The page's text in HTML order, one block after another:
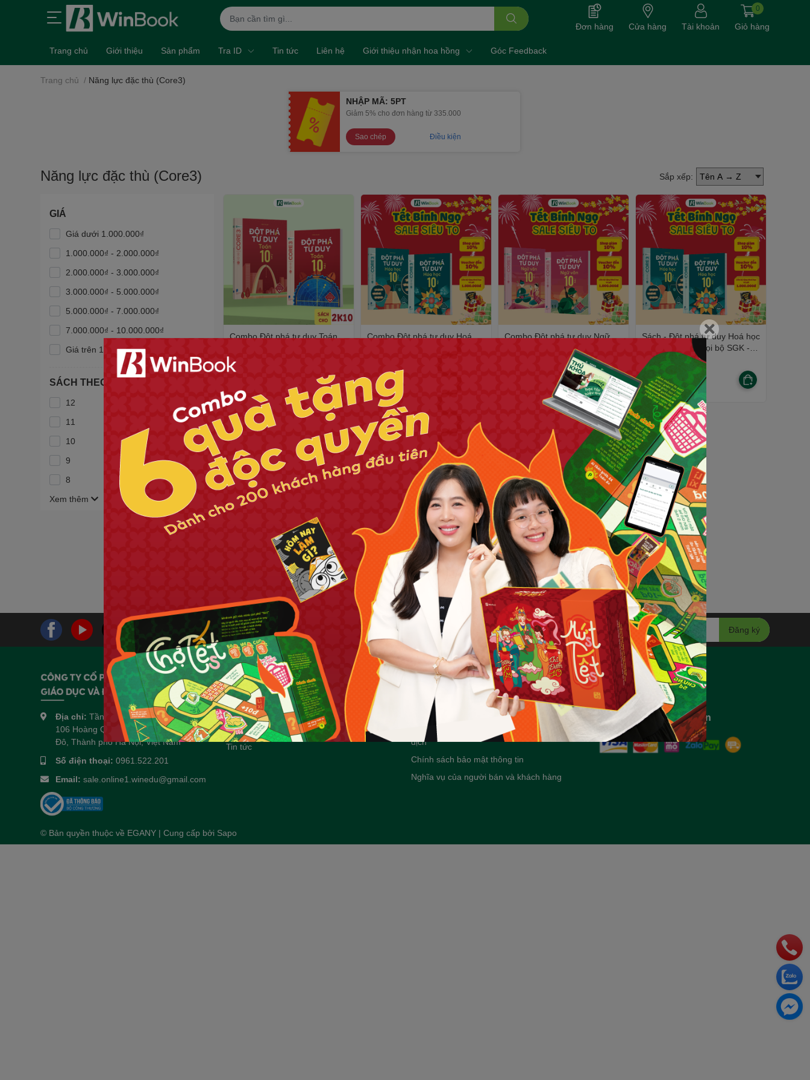
Đơn hàng Cửa hàng Tài khoản
0
Giỏ hàng
Trang chủ Giới thiệu Sản phẩm Tra ID Tin tức Liên hệ Giới thiệu nhận hoa hồng Góc Feedback
Trang chủ / Năng lực đặc thù (Core3)
NHẬP MÃ: 5PT
Giảm 5% cho đơn hàng từ 335.000
Sao chép Điều kiện
Năng lực đặc thù (Core3) Sắp xếp:
GIÁ
Giá dưới 1.000.000₫
1.000.000₫ - 2.000.000₫
2.000.000₫ - 3.000.000₫
3.000.000₫ - 5.000.000₫
5.000.000₫ - 7.000.000₫
7.000.000₫ - 10.000.000₫
Giá trên 10.000.000₫
SÁCH THEO LỚP
12
11
10
9
8
Xem thêm
Combo Đột phá tư duy Toán
SGK - Tự học hiệu quả |
WinBook
247.500₫
275.000₫
Combo Đột phá tư duy Hoá
WinBook - Sách ôn Tết
250.000₫
Combo Đột phá tư duy Ngữ
văn 10 (2 tập) - Dùng cho mọi
bộ SGK (Ngữ liệu Cánh Diều) -
Tự học hiệu quả | WinBook -
Sách - Đột phá tư duy Hoá học
10 - Dùng cho mọi bộ SGK -
Tự học hiệu quả | WinBook -
Sách ôn Tết
125.000₫
Sách - Đột phá tư duy Ngữ
văn 10 - Dùng cho mọi bộ
SGK (Ngữ liệu Cánh Diều) -
Tự học hiệu quả | WinBook -
Sách ôn Tết
Sách - Đột phá tư duy Toán 10
- Dùng cho mọi bộ SGK - Tự
học hiệu quả | WinBook - Sách
ôn Tết
150.000₫
Bạn muốn nhận khuyến mãi đặc biệt?
Đăng ký ngay.
Đăng ký
Địa chỉ: Tầng 3 và tầng 4, số 14 ngõ
106 Hoàng Quốc Việt, Phường Nghĩa
Đô, Thành phố Hà Nội, Việt Nam
Số điện thoại: 0961.522.201
Email: sale.online1.winedu@gmail.com
Về chúng tôi
Giới thiệu
Liên hệ hợp tác kinh doanh
Thông tin tuyển dụng
Tin tức
Chính sách
Chính sách vận chuyển
Chính sách đổi trả
Phương thức thanh toán và điều chỉnh giao
dịch
Chính sách bảo mật thông tin
Nghĩa vụ của người bán và khách hàng
Liên hệ với chúng tôi
Hotline 0961.522.201
Phương thức thanh toán
© Bản quyền thuộc về EGANY | Cung cấp bởi Sapo